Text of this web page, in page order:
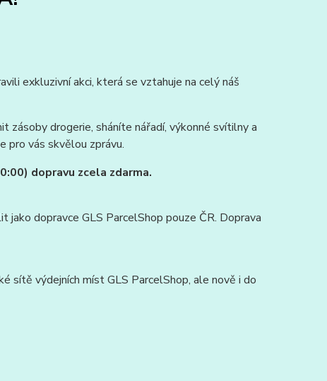
exkluzivní akci, která se vztahuje na celý náš
drogerie, sháníte nářadí, výkonné svítilny a
pro vás skvělou zprávu.
dopravu zcela zdarma.
dopravce GLS ParcelShop pouze ČR. Doprava
sítě výdejních míst GLS ParcelShop, ale nově i do